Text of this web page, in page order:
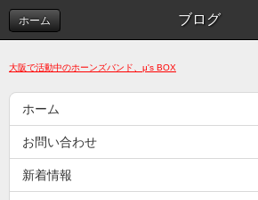
ブログ
ホーム
大阪で活動中のホーンズバンド、μ's BOX
ホーム
お問い合わせ
新着情報